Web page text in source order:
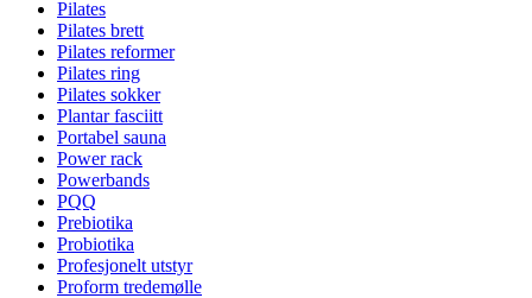
Pilates
Pilates brett
Pilates reformer
Pilates ring
Pilates sokker
Plantar fasciitt
Portabel sauna
Power rack
Powerbands
PQQ
Prebiotika
Probiotika
Profesjonelt utstyr
Proform tredemølle